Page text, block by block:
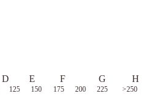
D E F G H
125 150 175 200 225 >250